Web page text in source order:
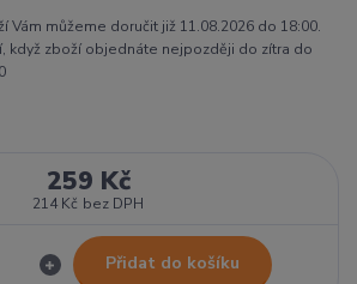
Vám můžeme doručit již 11.08.2026 do 18:00.
když zboží objednáte nejpozději do zítra do
259 Kč
214 Kč bez DPH
Přidat do košíku